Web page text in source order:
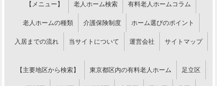
【メニュー】 老人ホーム検索 有料老人ホームコラム
老人ホームの種類 介護保険制度 ホーム選びのポイント
入居までの流れ 当サイトについて 運営会社 サイトマップ
【主要地区から検索】 東京都区内の有料老人ホーム 足立区